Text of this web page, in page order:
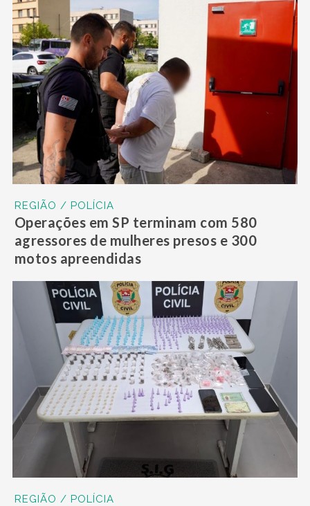
REGIÃO / POLÍCIA
Operações em SP terminam com 580
agressores de mulheres presos e 300
motos apreendidas
REGIÃO / POLÍCIA